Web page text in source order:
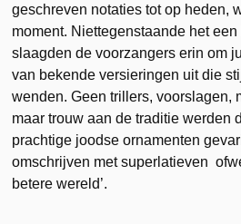
geschreven notaties tot op heden,
moment. Niettegenstaande het
slaagden de voorzangers erin om
van bekende versieringen uit die
wenden. Geen trillers, voorslagen,
maar trouw aan de traditie werden
prachtige joodse ornamenten
omschrijven met superlatieven
betere wereld’.